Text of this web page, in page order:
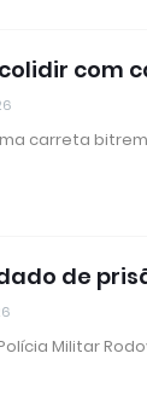
com
carreta
de
Militar